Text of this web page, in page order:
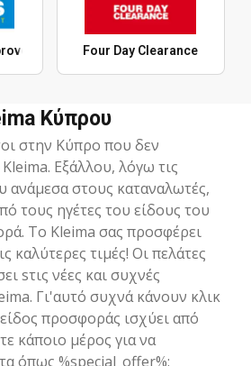
Four Day Clearance
Κύπρου
στην Κύπρο που δεν
Eξάλλου, λόγω τις
ανάμεσα στους καταναλωτές,
τους ηγέτες του είδους του
Το Kleima σας προσφέρει
καλύτερες τιμές! Οι πελάτες
sτις νέες και συχνές
Γι'αυτό συχνά κάνουν κλικ
προσφοράς ισχύει από
κάποιο μέρος για να
όπως %special_offer%;